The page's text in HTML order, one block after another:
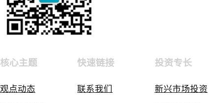
核心主题
观点动态
快速链接
联系我们
投资专长
新兴市场投资